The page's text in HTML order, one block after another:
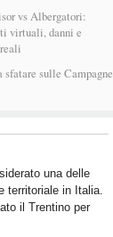
vs Albergatori:
virtuali, danni e
sulle Campagne
una delle
territoriale in Italia.
il Trentino per